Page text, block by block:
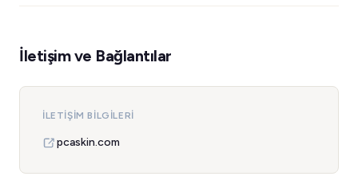
İletişim ve Bağlantılar
İLETIŞIM BILGILERI
pcaskin.com